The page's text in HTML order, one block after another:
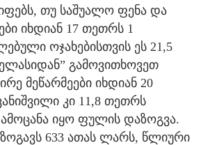
თუ საშუალო ფენა და
იხდიან 17 თეთრს 1
ოჯახებისთვის ეს 21,5
გამოვითხოვეთ
მეწარმეები იხდიან 20
კი 11,8 თეთრს
ამოცანა იყო ფულის დაზოგვა.
633 ათას ლარს, წლიური